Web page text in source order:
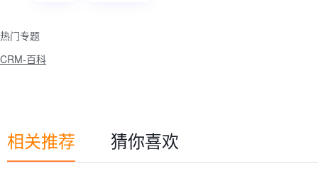
热门专题
CRM-百科
相关推荐 猜你喜欢